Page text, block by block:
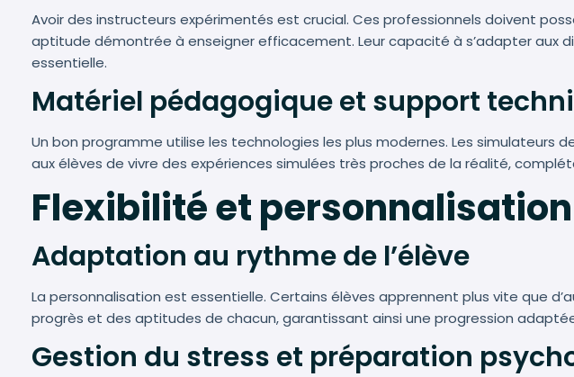
Avoir des instructeurs expérimentés est crucial. Ces professionnels doivent
aptitude démontrée à enseigner efficacement. Leur capacité à s’adapter aux
essentielle.
Matériel pédagogique et support
Un bon programme utilise les technologies les plus modernes. Les
aux élèves de vivre des expériences simulées très proches de la réalité,
Flexibilité et
Adaptation au rythme de l’élève
La personnalisation est essentielle. Certains élèves apprennent plus vite que
progrès et des aptitudes de chacun, garantissant ainsi une progression
Gestion du stress et préparation